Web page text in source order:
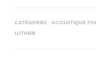
CATÉGORIES : ACOUSTIQUE
LUTHIER